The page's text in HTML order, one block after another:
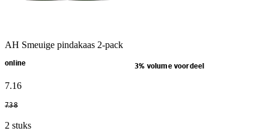
AH Smeuige pindakaas 2-pack
online 3% volume voordeel
7.16
7.38
2 stuks